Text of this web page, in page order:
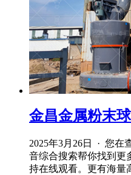
金昌金属粉末
2025年3月26日 · 您在
音综合搜索帮你找到更
持在线观看。更有海量